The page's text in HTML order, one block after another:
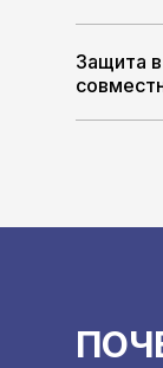
Защита